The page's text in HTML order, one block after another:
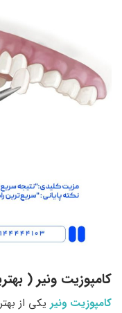
کامپوزیت ونیر (
کامپوزیت ونیر یکی از